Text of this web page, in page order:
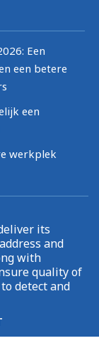
Een
een betere
een
werkplek
its
and
with
quality of
detect and